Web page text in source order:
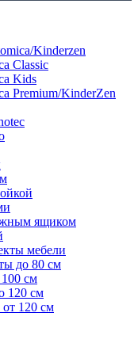
Kinderzen
Classic
Kids
Premium/KinderZen
ящиком
мебели
до 80 см
см
120 см
120 см